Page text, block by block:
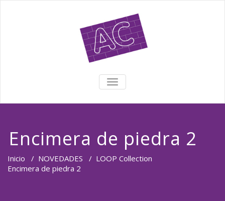
TOGGLE NAVIGATION
Encimera de piedra 2
Inicio / NOVEDADES / LOOP Collection
Encimera de piedra 2